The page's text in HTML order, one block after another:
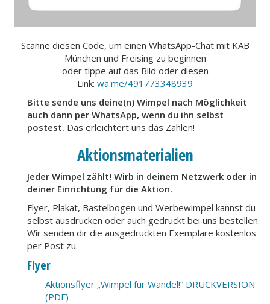
Scanne diesen Code, um einen WhatsApp-Chat mit KAB
München und Freising zu beginnen
oder tippe auf das Bild oder diesen
Link: wa.me/491773348939
Bitte sende uns deine(n) Wimpel nach Möglichkeit
auch dann per WhatsApp, wenn du ihn selbst
postest. Das erleichtert uns das Zählen!
Aktionsmaterialien
Jeder Wimpel zählt! Wirb in deinem Netzwerk oder in
deiner Einrichtung für die Aktion.
Flyer, Plakat, Bastelbogen und Werbewimpel kannst du
selbst ausdrucken oder auch gedruckt bei uns bestellen.
Wir senden dir die ausgedruckten Exemplare kostenlos
per Post zu.
Flyer
Aktionsflyer „Wimpel für Wandel!“ DRUCKVERSION
(PDF)